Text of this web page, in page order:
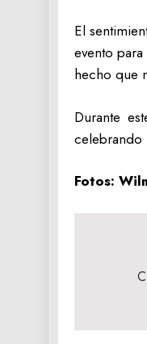
‎El
evento
hecho que
‎Durante
celebrando
‎Fotos: